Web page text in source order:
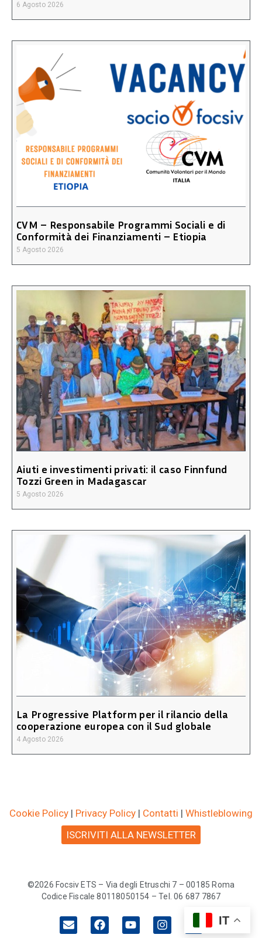
6 Agosto 2026
CVM – Responsabile Programmi Sociali e di
Conformità dei Finanziamenti – Etiopia
5 Agosto 2026
Aiuti e investimenti privati: il caso Finnfund
Tozzi Green in Madagascar
5 Agosto 2026
La Progressive Platform per il rilancio della
cooperazione europea con il Sud globale
4 Agosto 2026
Cookie Policy | Privacy Policy | Contatti | Whistleblowing
ISCRIVITI ALLA NEWSLETTER
©2026 Focsiv ETS – Via degli Etruschi 7 – 00185 Roma
Codice Fiscale 80118050154 – Tel. 06 687 7867
IT